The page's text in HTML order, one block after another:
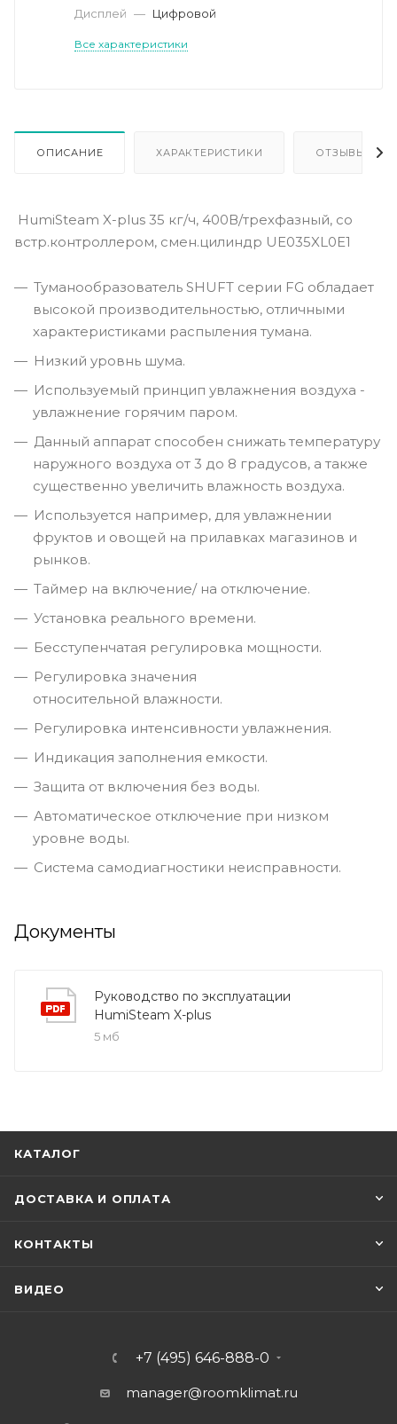
Дисплей — Цифровой
Все характеристики
ОПИСАНИЕ ХАРАКТЕРИСТИКИ ОТЗЫВЫ
HumiSteam X-plus 35 кг/ч, 400В/трехфазный, со
встр.контроллером, смен.цилиндр UE035XL0E1
Туманообразователь SHUFT серии FG обладает
высокой производительностью, отличными
характеристиками распыления тумана.
Низкий уровнь шума.
Используемый принцип увлажнения воздуха -
увлажнение горячим паром.
Данный аппарат способен снижать температуру
наружного воздуха от 3 до 8 градусов, а также
существенно увеличить влажность воздуха.
Используется например, для увлажнении
фруктов и овощей на прилавках магазинов и
рынков.
Таймер на включение/ на отключение.
Установка реального времени.
Бесступенчатая регулировка мощности.
Регулировка значения
относительной влажности.
Регулировка интенсивности увлажнения.
Индикация заполнения емкости.
Защита от включения без воды.
Автоматическое отключение при низком
уровне воды.
Система самодиагностики неисправности.
Документы
Руководство по эксплуатации
HumiSteam X-plus
5 мб
КАТАЛОГ
ДОСТАВКА И ОПЛАТА
КОНТАКТЫ
ВИДЕО
+7 (495) 646-888-0
manager@roomklimat.ru